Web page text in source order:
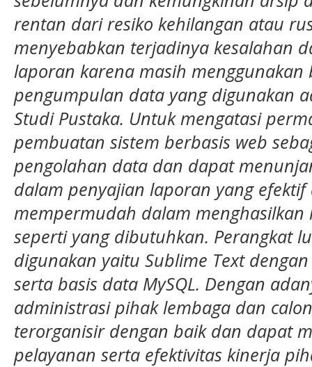
rentan dari resiko kehilangan atau
menyebabkan terjadinya kesalahan
laporan karena masih
pengumpulan data yang digunakan
Studi Pustaka. Untuk mengatasi
pembuatan sistem berbasis web
pengolahan data dan dapat
dalam penyajian laporan yang efektif
mempermudah dalam
seperti yang dibutuhkan. Perangkat
digunakan yaitu Sublime Text
serta basis data MySQL. Dengan
administrasi pihak lembaga dan
terorganisir dengan baik dan dapat
pelayanan serta efektivitas kinerja